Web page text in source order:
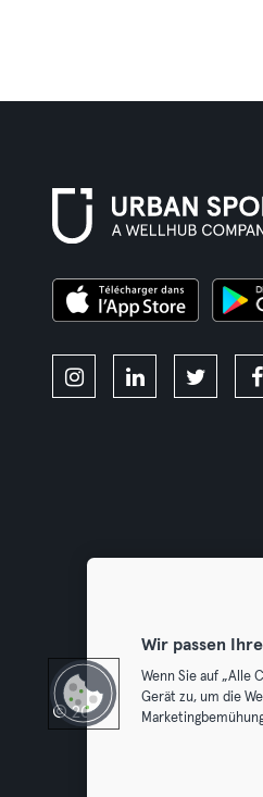
© 2026 Urban Sports
Wir passen
Wenn Sie auf „Alle
Gerät zu, um die